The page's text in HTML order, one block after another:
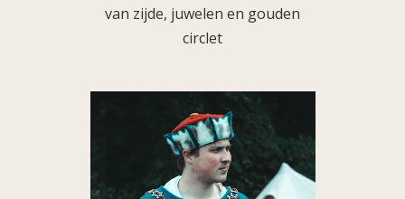
van zijde, juwelen en gouden
circlet